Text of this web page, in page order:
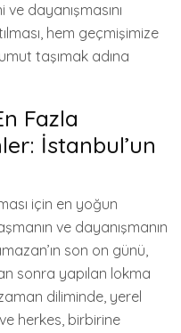
ve dayanışmasını
hem geçmişimize
taşımak adına
Fazla
İstanbul’un
için en yoğun
ve dayanışmanın
son on günü,
sonra yapılan lokma
diliminde, yerel
herkes, birbirine